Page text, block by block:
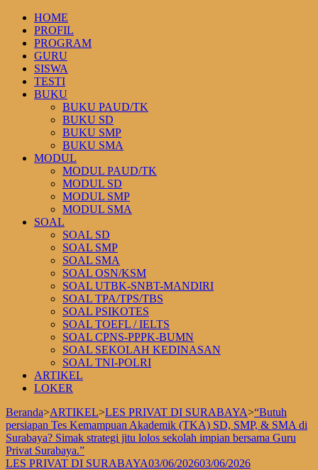
HOME
PROFIL
PROGRAM
GURU
SISWA
TESTI
BUKU
BUKU PAUD/TK
BUKU SD
BUKU SMP
BUKU SMA
MODUL
MODUL PAUD/TK
MODUL SD
MODUL SMP
MODUL SMA
SOAL
SOAL SD
SOAL SMP
SOAL SMA
SOAL OSN/KSM
SOAL UTBK-SNBT-MANDIRI
SOAL TPA/TPS/TBS
SOAL PSIKOTES
SOAL TOEFL / IELTS
SOAL CPNS-PPPK-BUMN
SOAL SEKOLAH KEDINASAN
SOAL TNI-POLRI
ARTIKEL
LOKER
Beranda>ARTIKEL>LES PRIVAT DI SURABAYA>“Butuh
persiapan Tes Kemampuan Akademik (TKA) SD, SMP, & SMA di
Surabaya? Simak strategi jitu lolos sekolah impian bersama Guru
Privat Surabaya.”
LES PRIVAT DI SURABAYA03/06/202603/06/2026